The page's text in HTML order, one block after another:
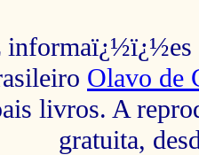
informaï¿½ï¿½es
Olavo de
livros. A
gratuita,